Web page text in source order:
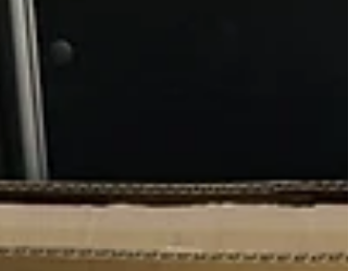
日も元気に営業中です！！ 愛知県豊橋市で出張買
取のご依頼を頂きました。 今回、査定をさせて頂
いたのは・・・ 漫画コミック 約２０００冊 Ｃ
Ｄ 約２５０枚 ほど...